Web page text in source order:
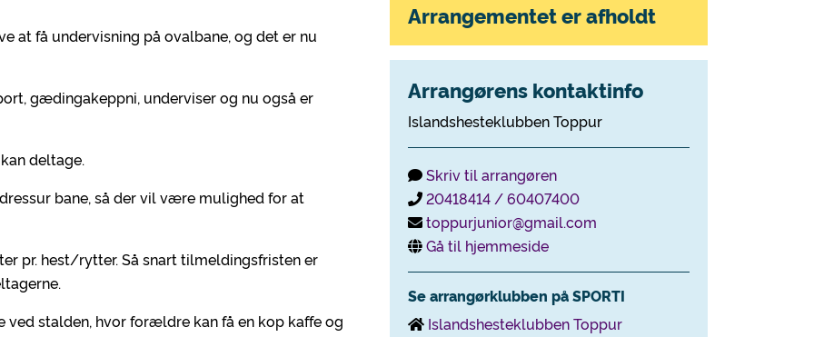
at få undervisning på ovalbane, og det er nu
gædingakeppni, underviser og nu også er
deltage.
bane, så der vil være mulighed for at
pr. hest/rytter. Så snart tilmeldingsfristen er
stalden, hvor forældre kan få en kop kaffe og
Arrangementet er afholdt
Arrangørens kontaktinfo
Islandshesteklubben Toppur
Skriv til arrangøren
20418414 / 60407400
toppurjunior@gmail.com
Gå til hjemmeside
Se arrangørklubben på SPORTI
Islandshesteklubben Toppur